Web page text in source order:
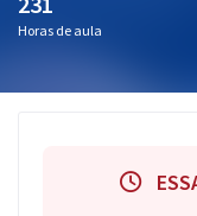
Horas de aula